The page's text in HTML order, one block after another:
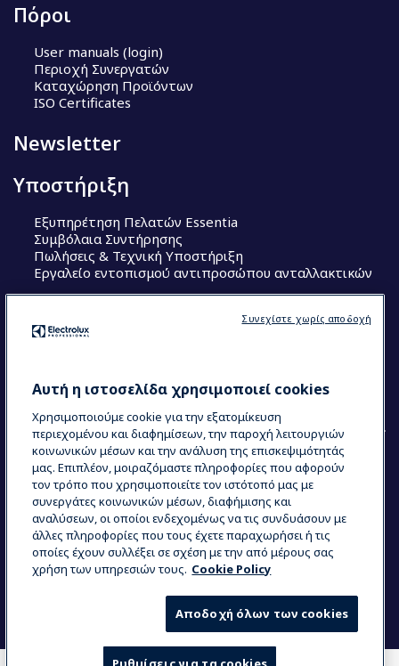
Πόροι
User manuals (login)
Περιοχή Συνεργατών
Καταχώρηση Προϊόντων
ISO Certificates
Newsletter
Υποστήριξη
Εξυπηρέτηση Πελατών Essentia
Συμβόλαια Συντήρησης
Πωλήσεις & Τεχνική Υποστήριξη
Εργαλείο εντοπισμού αντιπροσώπου ανταλλακτικών
Electrolux Professional Ακαδημία Chef
COUNTRY AND LANGUAGE
Η ΕΠΙΛΟΓΉ ΣΑΣ: ΕΛΛΗΝΙΚΆ
Data Privacy Statement
Cookie Policy
Όροι και προϋποθέσεις
Αυτή η ιστοσελίδα χρησιμοποιεί cookies
Χρησιμοποιούμε cookie για την εξατομίκευση
περιεχομένου και διαφημίσεων, την παροχή λειτουργιών
κοινωνικών μέσων και την ανάλυση της επισκεψιμότητάς
μας. Επιπλέον, μοιραζόμαστε πληροφορίες που αφορούν
τον τρόπο που χρησιμοποιείτε τον ιστότοπό μας με
συνεργάτες κοινωνικών μέσων, διαφήμισης και
αναλύσεων, οι οποίοι ενδεχομένως να τις συνδυάσουν με
άλλες πληροφορίες που τους έχετε παραχωρήσει ή τις
οποίες έχουν συλλέξει σε σχέση με την από μέρους σας
χρήση των υπηρεσιών τους. Cookie Policy
Αποδοχή όλων των cookies
Συνεχίστε χωρίς αποδοχή